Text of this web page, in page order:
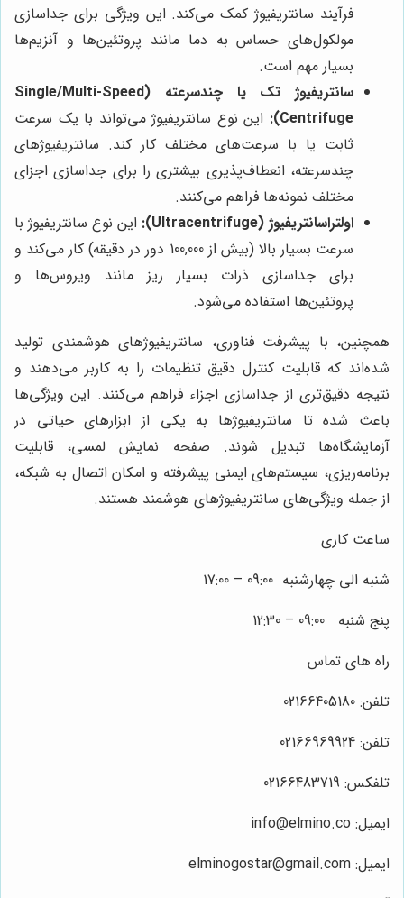
فرآیند سانتریفیوژ کمک می‌کند. این ویژگی برای جداسازی
مولکول‌های حساس به دما مانند پروتئین‌ها و آنزیم‌ها
بسیار مهم است.
سانتریفیوژ تک یا چندسرعته (Single/Multi-Speed
Centrifuge):
این نوع سانتریفیوژ می‌تواند با یک سرعت
ثابت یا با سرعت‌های مختلف کار کند. سانتریفیوژهای
چندسرعته، انعطاف‌پذیری بیشتری را برای جداسازی اجزای
مختلف نمونه‌ها فراهم می‌کنند.
اولتراسانتریفیوژ (Ultracentrifuge):
این نوع سانتریفیوژ با
سرعت بسیار بالا (بیش از 100,000 دور در دقیقه) کار می‌کند و
برای جداسازی ذرات بسیار ریز مانند ویروس‌ها و
پروتئین‌ها استفاده می‌شود.
همچنین، با پیشرفت فناوری، سانتریفیوژهای هوشمندی تولید
شده‌اند که قابلیت کنترل دقیق تنظیمات را به کاربر می‌دهند و
نتیجه دقیق‌تری از جداسازی اجزاء فراهم می‌کنند. این ویژگی‌ها
باعث شده تا سانتریفیوژها به یکی از ابزارهای حیاتی در
آزمایشگاه‌ها تبدیل شوند. صفحه نمایش لمسی، قابلیت
برنامه‌ریزی، سیستم‌های ایمنی پیشرفته و امکان اتصال به شبکه،
از جمله ویژگی‌های سانتریفیوژهای هوشمند هستند.
ساعت کاری
شنبه الی چهارشنبه 09:00 – 17:00
پنج شنبه 09:00 – 12:30
راه های تماس
تلفن: 02166405180
تلفن: 02166969924
تلفکس: 02166483719
ایمیل: info@elmino.co
ایمیل: elminogostar@gmail.com